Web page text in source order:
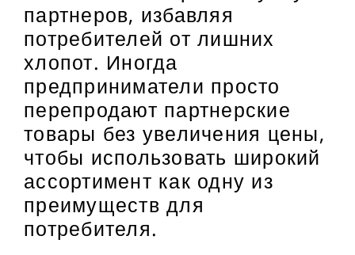
партнеров, избавляя
потребителей от лишних
хлопот. Иногда
предприниматели просто
перепродают партнерские
товары без увеличения цены,
чтобы использовать широкий
ассортимент как одну из
преимуществ для
потребителя.